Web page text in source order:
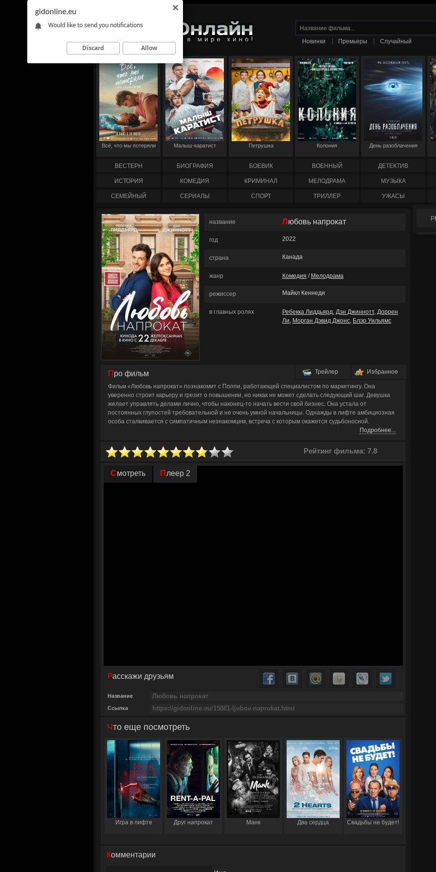
Новинки Премьеры Случайный
Всё, что мы потеряли Малыш-каратист Петрушка Колония День разоблачения
ВЕСТЕРН БИОГРАФИЯ БОЕВИК ВОЕННЫЙ ДЕТЕКТИВ
ИСТОРИЯ КОМЕДИЯ КРИМИНАЛ МЕЛОДРАМА МУЗЫКА
СЕМЕЙНЫЙ СЕРИАЛЫ СПОРТ ТРИЛЛЕР УЖАСЫ
название Любовь напрокат
год 2022
страна Канада
жанр Комедия / Мелодрама
режиссер Майкл Кеннеди
в главных ролях Ребекка Лиддьярд, Дэн Джиннотт, Доррен
Ли, Морган Дэвид Джонс, Блэр Уильямс
Трейлер Избранное
Про фильм
Фильм «Любовь напрокат» познакомит с Поппи, работающей специалистом по маркетингу. Она
уверенно строит карьеру и грезит о повышении, но никак не может сделать следующий шаг. Девушка
желает управлять делами лично, чтобы наконец-то начать вести свой бизнес. Она устала от
постоянных глупостей требовательной и не очень умной начальницы. Однажды в лифте амбициозная
особа сталкивается с симпатичным незнакомцем, встреча с которым окажется судьбоносной.
снять роскошные апартаменты, но арендодатель соглашается заключить договор только с семейной
парой. Хитрец предлагает сыграть в фиктивные отношения и изобразить безумно влюбленных. Ему
удается обмануть бдительного хозяина и заставить его поверить, что речь идет о планировании
свадьбы. Игра затягивается и принимает необычный оборот. Чувства невозможно контролировать, а
между молодыми людьми возникает взаимное притяжение. Теперь потребуется сделать непростой
Подробнее...
Рейтинг фильма: 7.8
Смотреть Плеер 2
Расскажи друзьям
Название
Ссылка
Что еще посмотреть
Игра в лифте Друг напрокат Манк Два сердца Свадьбы не будет!
Комментарии
gidonline.eu
Would like to send you notifications
Discard Allow